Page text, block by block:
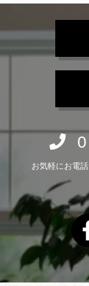
お気軽にお電